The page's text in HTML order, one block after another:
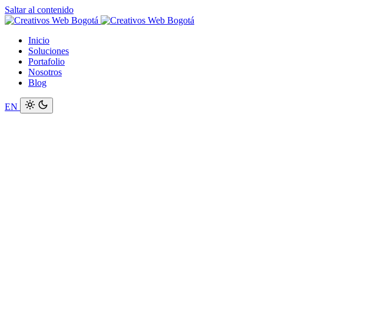
Saltar al contenido
Inicio
Soluciones
Portafolio
Nosotros
Blog
EN